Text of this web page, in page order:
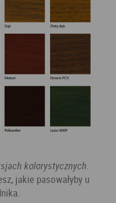
kolorystycznych
jakie pasowałyby u